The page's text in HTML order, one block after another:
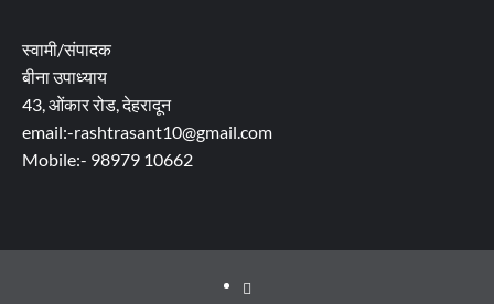
स्वामी/संपादक
बीना उपाध्याय
43, ओंकार रोड, देहरादून
email:-rashtrasant10@gmail.com
Mobile:- 98979 10662
About